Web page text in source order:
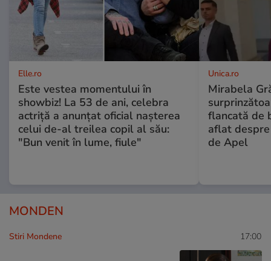
Elle.ro
Este vestea momentului în
showbiz! La 53 de ani, celebra
actriță a anunțat oficial nașterea
celui de-al treilea copil al său:
"Bun venit în lume, fiule"
Unica.ro
Mirabela
flancată de
aflat
de Apel
MONDEN
Stiri Mondene 17:00